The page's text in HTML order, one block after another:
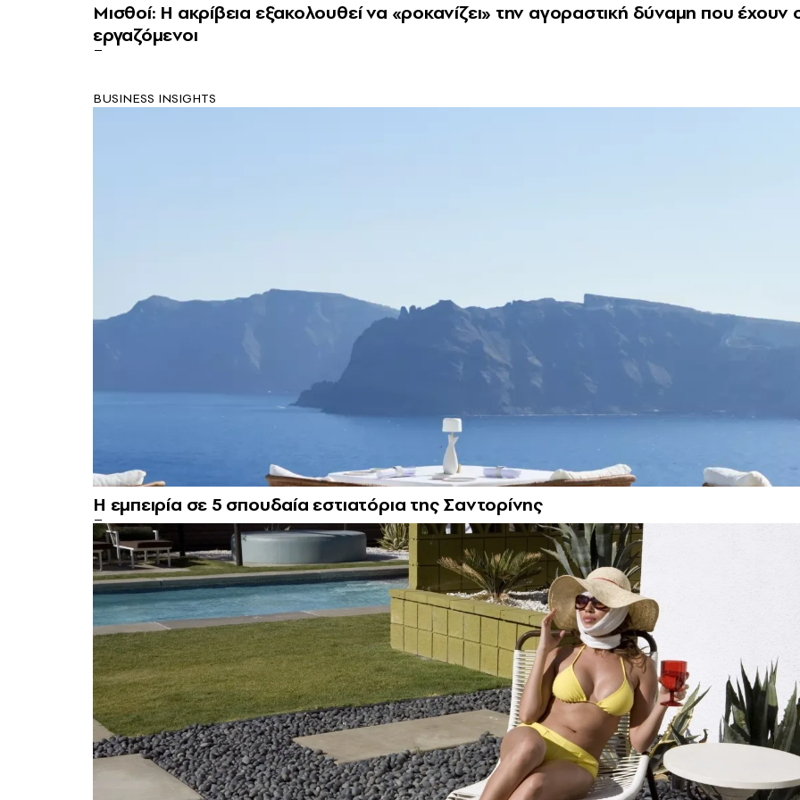
Μισθοί: Η ακρίβεια εξακολουθεί να «ροκανίζει» την αγοραστική δύναμη που έχουν
εργαζόμενοι
BUSINESS INSIGHTS
Η εμπειρία σε 5 σπουδαία εστιατόρια της Σαντορίνης